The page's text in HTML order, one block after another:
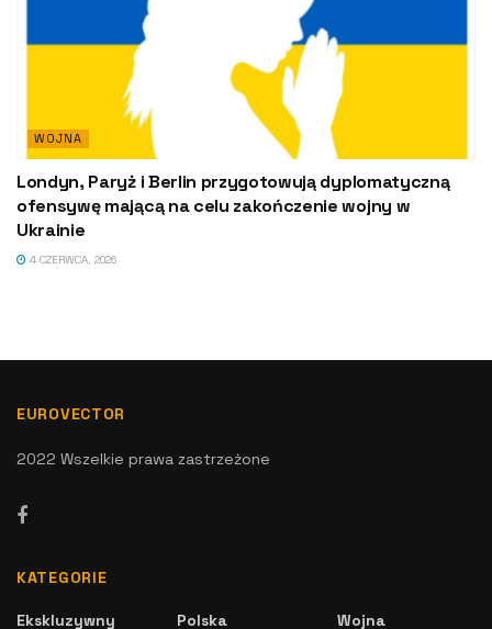
WOJNA
Londyn, Paryż i Berlin przygotowują dyplomatyczną
ofensywę mającą na celu zakończenie wojny w
Ukrainie
4 CZERWCA, 2026
EUROVECTOR
2022 Wszelkie prawa zastrzeżone
KATEGORIE
Ekskluzywny Polska Wojna